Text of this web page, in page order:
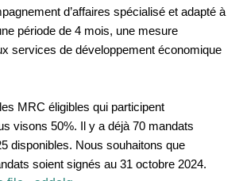
d’affaires spécialisé et adapté à
période de 4 mois, une mesure
services de développement économique
MRC éligibles qui participent
visons 50%. Il y a déjà 70 mandats
disponibles. Nous souhaitons que
soient signés au 31 octobre 2024.